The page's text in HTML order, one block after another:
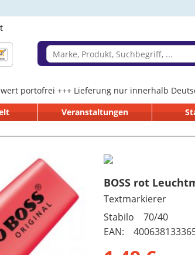
portofrei +++ Lieferung nur innerhalb
Veranstaltungen
BOSS rot
Textmarkierer
Stabilo 70/40
EAN: